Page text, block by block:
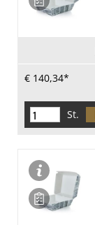
€ 140,34*
St.